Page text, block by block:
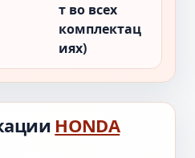
т во всех
комплектац
иях)
HONDA